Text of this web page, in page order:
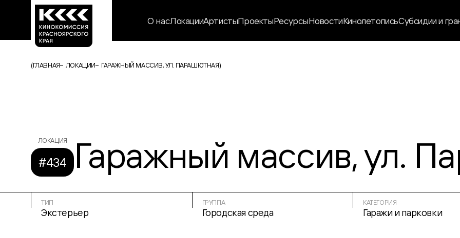
О насЛокацииАртистыПроектыРесурсыНовостиКинолетописьСубсидии и
(ГЛАВНАЯ ЛОКАЦИИ ГАРАЖНЫЙ МАССИВ, УЛ. ПАРАШЮТНАЯ)
ЛОКАЦИЯ
#434 Гаражный массив, ул.
ТИП
Экстерьер
ГРУППА
Городская среда
КАТЕГОРИЯ
Гаражи и парковки